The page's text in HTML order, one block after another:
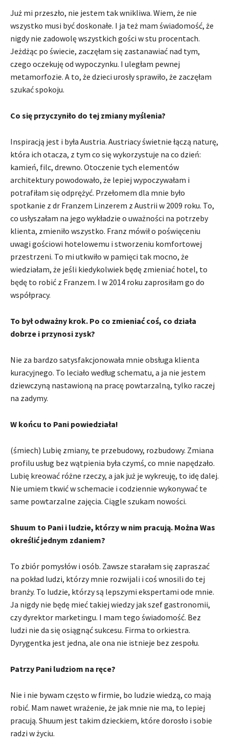
Już mi przeszło, nie jestem tak wnikliwa. Wiem, że nie
wszystko musi być doskonałe. I ja też mam świadomość, że
nigdy nie zadowolę wszystkich gości w stu procentach.
Jeżdżąc po świecie, zaczęłam się zastanawiać nad tym,
czego oczekuję od wypoczynku. I uległam pewnej
metamorfozie. A to, że dzieci urosły sprawiło, że zaczęłam
szukać spokoju.
Co się przyczyniło do tej zmiany myślenia?
Inspiracją jest i była Austria. Austriacy świetnie łączą naturę,
która ich otacza, z tym co się wykorzystuje na co dzień:
kamień, filc, drewno. Otoczenie tych elementów
architektury powodowało, że lepiej wypoczywałam i
potrafiłam się odprężyć. Przełomem dla mnie było
spotkanie z dr Franzem Linzerem z Austrii w 2009 roku. To,
co usłyszałam na jego wykładzie o uważności na potrzeby
klienta, zmieniło wszystko. Franz mówił o poświęceniu
uwagi gościowi hotelowemu i stworzeniu komfortowej
przestrzeni. To mi utkwiło w pamięci tak mocno, że
wiedziałam, że jeśli kiedykolwiek będę zmieniać hotel, to
będę to robić z Franzem. I w 2014 roku zaprosiłam go do
współpracy.
To był odważny krok. Po co zmieniać coś, co działa
dobrze i przynosi zysk?
Nie za bardzo satysfakcjonowała mnie obsługa klienta
kuracyjnego. To leciało według schematu, a ja nie jestem
dziewczyną nastawioną na pracę powtarzalną, tylko raczej
na zadymy.
W końcu to Pani powiedziała!
(śmiech) Lubię zmiany, te przebudowy, rozbudowy. Zmiana
profilu usług bez wątpienia była czymś, co mnie napędzało.
Lubię kreować różne rzeczy, a jak już je wykreuję, to idę dalej.
Nie umiem tkwić w schemacie i codziennie wykonywać te
same powtarzalne zajęcia. Ciągle szukam nowości.
Shuum to Pani i ludzie, którzy w nim pracują. Można Was
określić jednym zdaniem?
To zbiór pomysłów i osób. Zawsze starałam się zapraszać
na pokład ludzi, którzy mnie rozwijali i coś wnosili do tej
branży. To ludzie, którzy są lepszymi ekspertami ode mnie.
Ja nigdy nie będę mieć takiej wiedzy jak szef gastronomii,
czy dyrektor marketingu. I mam tego świadomość. Bez
ludzi nie da się osiągnąć sukcesu. Firma to orkiestra.
Dyrygentka jest jedna, ale ona nie istnieje bez zespołu.
Patrzy Pani ludziom na ręce?
Nie i nie bywam często w firmie, bo ludzie wiedzą, co mają
robić. Mam nawet wrażenie, że jak mnie nie ma, to lepiej
pracują. Shuum jest takim dzieckiem, które dorosło i sobie
radzi w życiu.